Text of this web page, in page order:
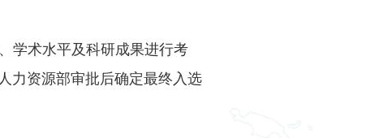
学术水平及科研成果进行考
力资源部审批后确定最终入选